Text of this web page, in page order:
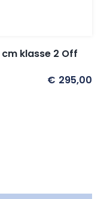
klasse 2 Off
€ 295,00